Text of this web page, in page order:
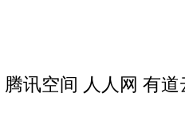
腾讯空间 人人网 有道